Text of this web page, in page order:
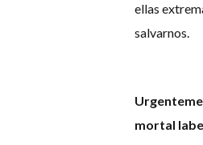
ellas
salvarnos.
mortal